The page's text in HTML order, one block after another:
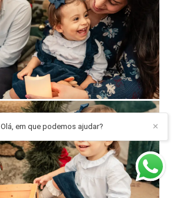
✕
Olá, em que podemos ajudar?